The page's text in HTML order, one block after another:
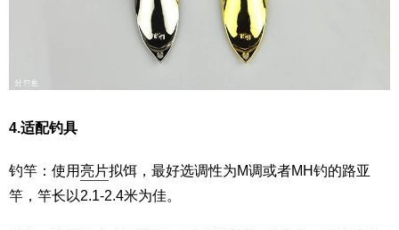
4.适配钓具
钓竿：使用亮片拟饵，最好选调性为M调或者MH钓的路亚
竿，竿长以2.1-2.4米为佳。